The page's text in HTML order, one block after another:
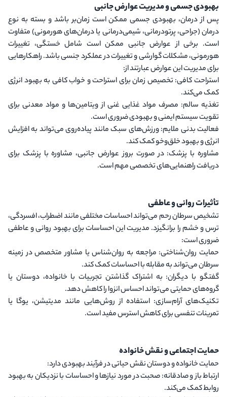
بهبودی جسمی و مدیریت عوارض جانبی
پس از درمان، بهبودی جسمی ممکن است زمان‌بر باشد و بسته به نوع
درمان (جراحی، پرتودرمانی، شیمی‌درمانی یا درمان‌های هورمونی) متفاوت
است. برخی از عوارض جانبی ممکن است شامل خستگی، تغییرات
هورمونی، مشکلات گوارشی و تغییرات در عملکرد جنسی باشد. راهکارهایی
برای مدیریت این عوارض عبارتند از:
استراحت کافی: تخصیص زمان برای استراحت و خواب کافی به بهبود انرژی
کمک می‌کند.
تغذیه سالم: مصرف مواد غذایی غنی از ویتامین‌ها و مواد معدنی برای
تقویت سیستم ایمنی و بهبودی ضروری است.
فعالیت بدنی ملایم: ورزش‌های سبک مانند پیاده‌روی می‌تواند به افزایش
انرژی و بهبود خلق‌وخو کمک کند.
مشاوره با پزشک: در صورت بروز عوارض جانبی، مشاوره با پزشک برای
دریافت راهنمایی‌های تخصصی مهم است.
تأثیرات روانی و عاطفی
تشخیص سرطان رحم می‌تواند احساسات مختلفی مانند اضطراب، افسردگی،
ترس و خشم را برانگیزد. مدیریت این احساسات برای بهبود روانی و عاطفی
ضروری است:
حمایت روان‌شناختی: مراجعه به روان‌شناس یا مشاور متخصص در زمینه
سرطان می‌تواند به مقابله با احساسات کمک کند.
گفتگو با دیگران: به اشتراک گذاشتن تجربیات با خانواده، دوستان یا
گروه‌های حمایتی می‌تواند احساس انزوا را کاهش دهد.
تکنیک‌های آرام‌سازی: استفاده از روش‌هایی مانند مدیتیشن، یوگا یا
تمرینات تنفسی برای کاهش استرس مفید است.
حمایت اجتماعی و نقش خانواده
حمایت خانواده و دوستان نقش حیاتی در فرآیند بهبودی دارد:
ارتباط باز و صادقانه: صحبت در مورد نیازها و احساسات با نزدیکان به بهبود
روابط کمک می‌کند.